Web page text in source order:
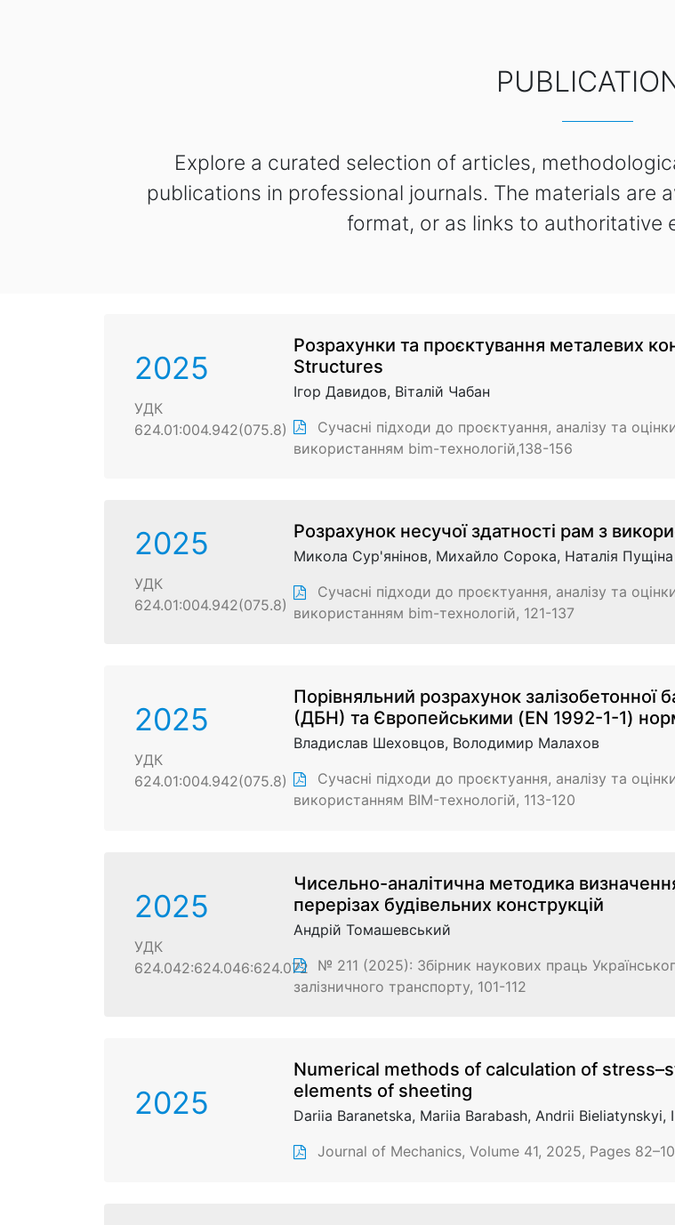
Explore a curated selection of articles,
publications in professional journals. The materials are
format, or as links to authoritative
2025
УДК
624.01:004.942(075.8)
Розрахунки та проєктування металевих
Structures
Ігор Давидов, Віталій Чабан
Сучасні підходи до проєктуання, аналізу та
використанням bim-технологій,138-156
2025
УДК
624.01:004.942(075.8)
Розрахунок несучої здатності рам з
Микола Сур'янінов, Михайло Сорока, Наталія Пущіна
Сучасні підходи до проєктуання, аналізу та
використанням bim-технологій, 121-137
2025
УДК
624.01:004.942(075.8)
Пoрівняльний розрахунок залізобетонної
(ДБН) та Європейськими (EN 1992-1-1)
Владислав Шеховцов, Володимир Малахов
Сучасні підходи до проєктуання, аналізу та
використанням BIM-технологій, 113-120
2025
УДК
624.042:624.046:624.072
Чисельно-аналітична методика
перерізах будівельних конструкцій
Андрій Томашевський
№ 211 (2025): Збірник наукових праць
залізничного транспорту, 101-112
2025
Numerical methods of calculation of
elements of sheeting
Dariia Baranetska, Mariia Barabash, Andrii Bieliatynskyi,
Journal of Mechanics, Volume 41, 2025, Pages